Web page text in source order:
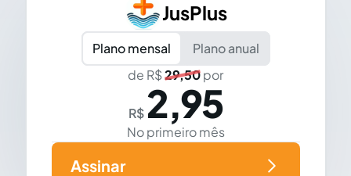
JusPlus
Plano mensal
Plano anual
de R$29,50por
R$ 2,95
No primeiro mês
Assinar